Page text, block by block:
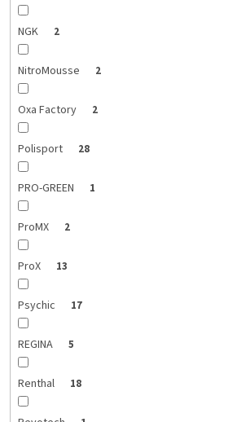
NGK 2
NitroMousse 2
Oxa Factory 2
Polisport 28
PRO-GREEN 1
ProMX 2
ProX 13
Psychic 17
REGINA 5
Renthal 18